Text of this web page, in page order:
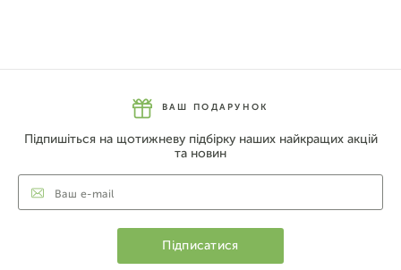
ВАШ ПОДАРУНОК
Підпишіться на щотижневу підбірку наших найкращих акцій
та новин